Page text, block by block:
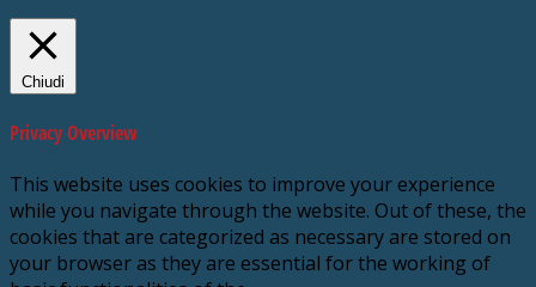
Chiudi
Privacy Overview
This website uses cookies to improve your experience
while you navigate through the website. Out of these, the
cookies that are categorized as necessary are stored on
your browser as they are essential for the working of